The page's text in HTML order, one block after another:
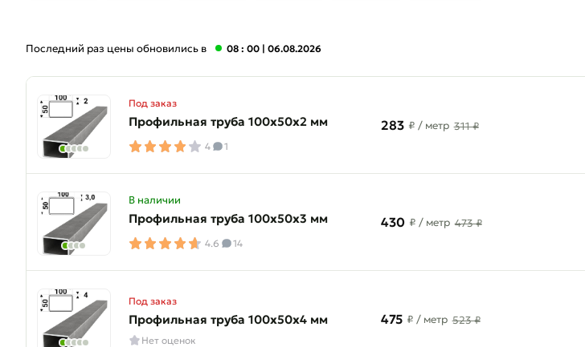
Последний раз цены обновились в 08 : 00 | 06.08.2026
Под заказ
Профильная труба 100х50х2 мм
4 1
283 ₽ / метр 311 ₽
В наличии
Профильная труба 100х50х3 мм
4.6 14
430 ₽ / метр 473 ₽
Под заказ
Профильная труба 100х50х4 мм
Нет оценок
475 ₽ / метр 523 ₽